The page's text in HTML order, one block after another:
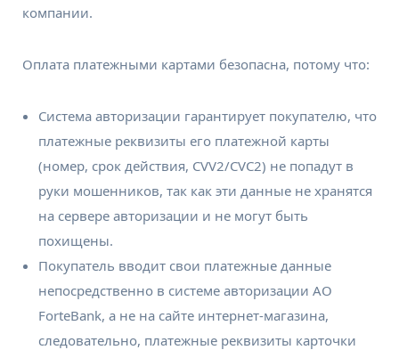
компании.
Оплата платежными картами безопасна, потому что:
Система авторизации гарантирует покупателю, что
платежные реквизиты его платежной карты
(номер, срок действия, CVV2/CVC2) не попадут в
руки мошенников, так как эти данные не хранятся
на сервере авторизации и не могут быть
похищены.
Покупатель вводит свои платежные данные
непосредственно в системе авторизации АО
ForteBank, а не на сайте интернет-магазина,
следовательно, платежные реквизиты карточки